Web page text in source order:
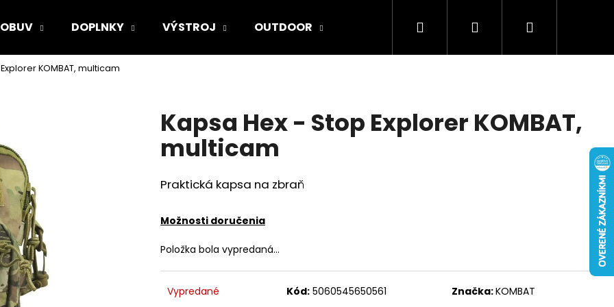
OBUV DOPLNKY VÝSTROJ OUTDOOR ARMY ORIGINAL Kamenná predajňa
Hľadať PrihlásenieNákupný
KOMBAT, multicam
Kapsa Hex - Stop Explorer KOMBAT,
multicam
Praktická kapsa na zbraň
Možnosti doručenia
Položka bola vypredaná…
Vypredané Kód: 5060545650561 Značka:KOMBAT
Čo potrebujete nájsť?
HĽADAŤ